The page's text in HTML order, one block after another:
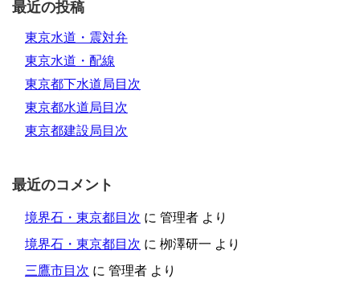
最近の投稿
東京水道・震対弁
東京水道・配線
東京都下水道局目次
東京都水道局目次
東京都建設局目次
最近のコメント
境界石・東京都目次 に 管理者 より
境界石・東京都目次 に 栁澤研一 より
三鷹市目次 に 管理者 より